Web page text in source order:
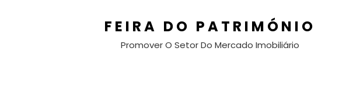
FEIRA DO PATRIMÓNIO
Promover O Setor Do Mercado Imobiliário